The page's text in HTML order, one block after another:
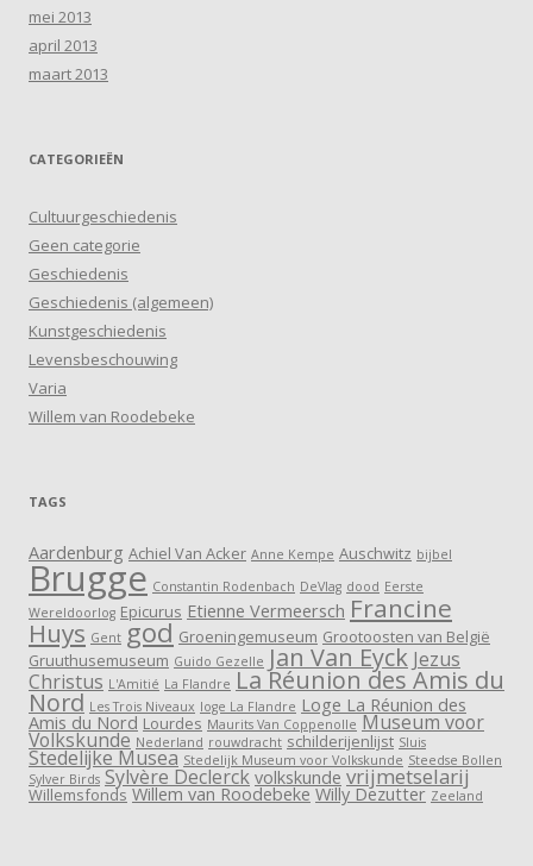
mei 2013
april 2013
maart 2013
CATEGORIEËN
Cultuurgeschiedenis
Geen categorie
Geschiedenis
Geschiedenis (algemeen)
Kunstgeschiedenis
Levensbeschouwing
Varia
Willem van Roodebeke
TAGS
Aardenburg Achiel Van Acker Anne Kempe Auschwitz bijbel
Brugge Constantin Rodenbach DeVlag dood Eerste
Wereldoorlog Epicurus Etienne Vermeersch Francine
Huys Gent god Groeningemuseum Grootoosten van België
Gruuthusemuseum Guido Gezelle Jan Van Eyck Jezus
Christus L'Amitié La Flandre La Réunion des Amis du
Nord Les Trois Niveaux loge La Flandre Loge La Réunion des
Amis du Nord Lourdes Maurits Van Coppenolle Museum voor
Volkskunde Nederland rouwdracht schilderijenlijst Sluis
Stedelijke Musea Stedelijk Museum voor Volkskunde Steedse Bollen
Sylver Birds Sylvère Declerck volkskunde vrijmetselarij
Willemsfonds Willem van Roodebeke Willy Dezutter Zeeland